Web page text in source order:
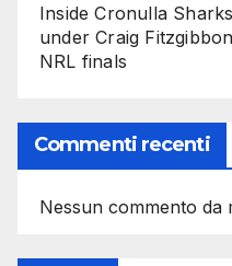
Inside Cronulla
under Craig
NRL finals
Commenti recenti
Nessun commento da